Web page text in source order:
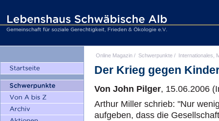
Online Magazin / Schwerpunkte / Internationales,
Der Krieg gegen
Von John Pilger, 15.06.2006
Arthur Miller schrieb: "Nur
aufgeben, dass die